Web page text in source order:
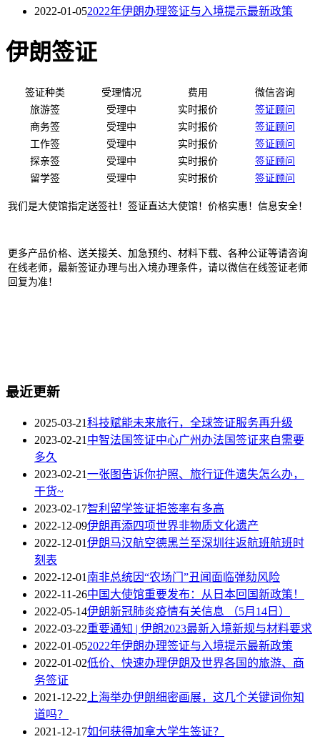
2022-01-052022年伊朗办理签证与入境提示最新政策
伊朗签证
签证种类 受理情况 费用
微信咨询
旅游签
受理中 实时报价
签证顾问
商务签
受理中 实时报价
签证顾问
工作签
受理中 实时报价
签证顾问
探亲签
受理中 实时报价
签证顾问
留学签
受理中 实时报价 签证顾问
我们是大使馆指定送签社！签证直达大使馆！价格实惠！信息安全！
更多产品价格、送关接关、加急预约、材料下载、各种公证等请咨询
在线老师，最新签证办理与出入境办理条件，请以微信在线签证老师
回复为准！
最近更新
2025-03-21科技赋能未来旅行，全球签证服务再升级
2023-02-21 中智法国签证中心广州办法国签证来自需要
多久
2023-02-21一张图告诉你护照、旅行证件遗失怎么办，
干货~
2023-02-17智利留学签证拒签率有多高
2022-12-09伊朗再添四项世界非物质文化遗产
2022-12-01伊朗马汉航空德黑兰至深圳往返航班航班时
刻表
2022-12-01 南非总统因“农场门”丑闻面临弹劾风险
2022-11-26中国大使馆重要发布：从日本回国新政策！
2022-05-14伊朗新冠肺炎疫情有关信息 （5月14日）
2022-03-22重要通知 | 伊朗2023最新入境新规与材料要求
2022-01-052022年伊朗办理签证与入境提示最新政策
2022-01-02低价、快速办理伊朗及世界各国的旅游、商
务签证
2021-12-22 上海举办伊朗细密画展，这几个关键词你知
道吗？
2021-12-17如何获得加拿大学生签证？